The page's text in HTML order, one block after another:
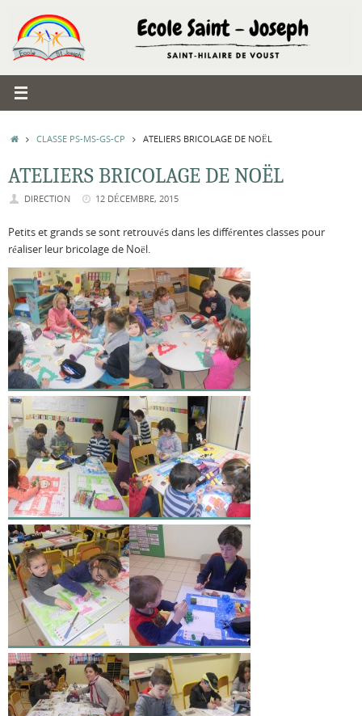
contenu
ACCUEIL
CLASSE PS-MS-GS-CP ATELIERS BRICOLAGE DE NOËL
ATELIERS BRICOLAGE DE NOËL
DIRECTION 12 DÉCEMBRE, 2015
Petits et grands se sont retrouvés dans les différentes classes pour
réaliser leur bricolage de Noël.